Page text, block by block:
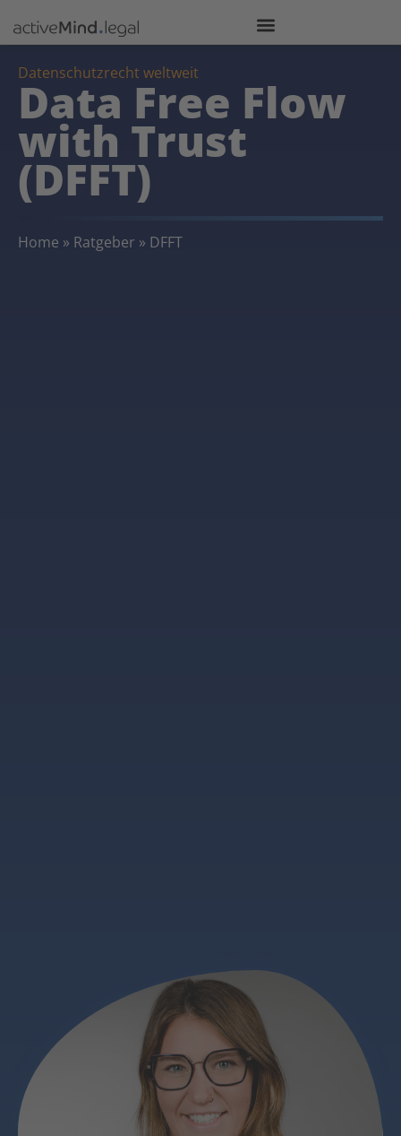
Datenschutzrecht weltweit
Data Free Flow
with Trust
(DFFT)
Home » Ratgeber » DFFT